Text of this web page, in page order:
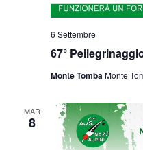
67°
6 Settembre
Monte TombaMonte
MAR
8